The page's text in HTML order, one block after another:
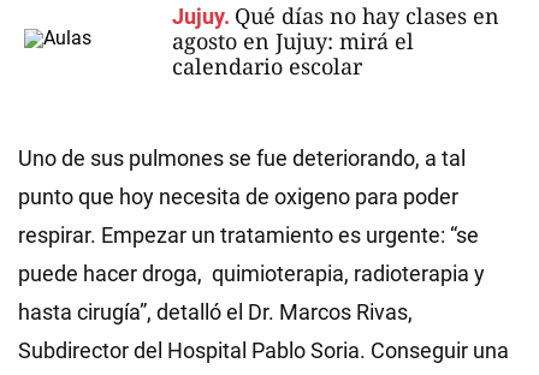
Jujuy. Qué días no hay clases en
agosto en Jujuy: mirá el
calendario escolar
Uno de sus pulmones se fue deteriorando, a tal
punto que hoy necesita de oxigeno para poder
respirar. Empezar un tratamiento es urgente: “se
puede hacer droga, quimioterapia, radioterapia y
hasta cirugía”, detalló el Dr. Marcos Rivas,
Subdirector del Hospital Pablo Soria. Conseguir una